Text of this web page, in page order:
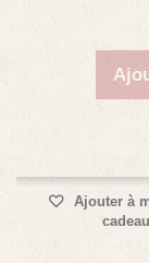
Ajouter à